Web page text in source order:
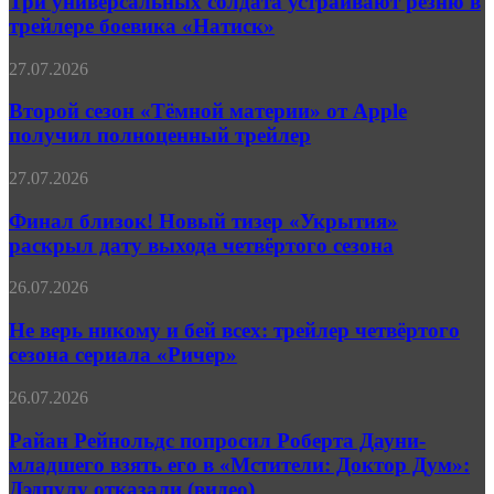
Великий
Ужасный»
устраивают
резню
трейлере
«Натиск»
трейлере боевика «Натиск»
Второй
«Тёмной
материи»
от
получил
трейлер
27.07.2026
Второй сезон «Тёмной материи» от Apple
получил полноценный трейлер
Финал
Новый
тизер
«Укрытия»
дату
четвёртого
сезона
27.07.2026
Финал близок! Новый тизер «Укрытия»
раскрыл дату выхода четвёртого сезона
Не
никому
и
бей
трейлер
сезона
сериала
«Ричер»
26.07.2026
Не верь никому и бей всех: трейлер четвёртого
сезона сериала «Ричер»
Райан
попросил
Роберта
Дауни-
26.07.2026
Райан Рейнольдс попросил Роберта Дауни-
младшего взять его в «Мстители: Доктор Дум»:
Дэдпулу отказали (видео)